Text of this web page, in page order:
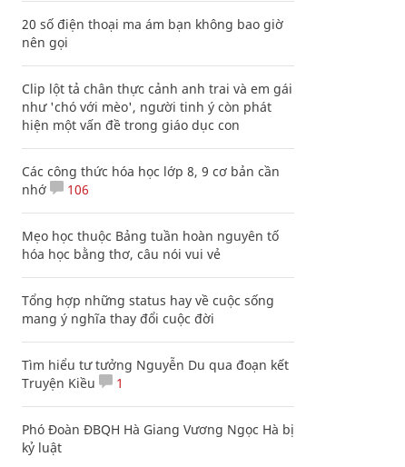
20 số điện thoại ma ám bạn không bao giờ
nên gọi
Clip lột tả chân thực cảnh anh trai và em gái
như 'chó với mèo', người tinh ý còn phát
hiện một vấn đề trong giáo dục con
Các công thức hóa học lớp 8, 9 cơ bản cần
nhớ
106
Mẹo học thuộc Bảng tuần hoàn nguyên tố
hóa học bằng thơ, câu nói vui vẻ
Tổng hợp những status hay về cuộc sống
mang ý nghĩa thay đổi cuộc đời
Tìm hiểu tư tưởng Nguyễn Du qua đoạn kết
Truyện Kiều
1
Phó Đoàn ĐBQH Hà Giang Vương Ngọc Hà bị
kỷ luật